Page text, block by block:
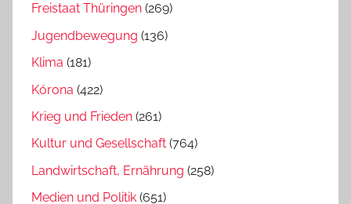
Freistaat Thüringen (269)
Jugendbewegung (136)
Klima (181)
Kórona (422)
Krieg und Frieden (261)
Kultur und Gesellschaft (764)
Landwirtschaft, Ernährung (258)
Medien und Politik (651)